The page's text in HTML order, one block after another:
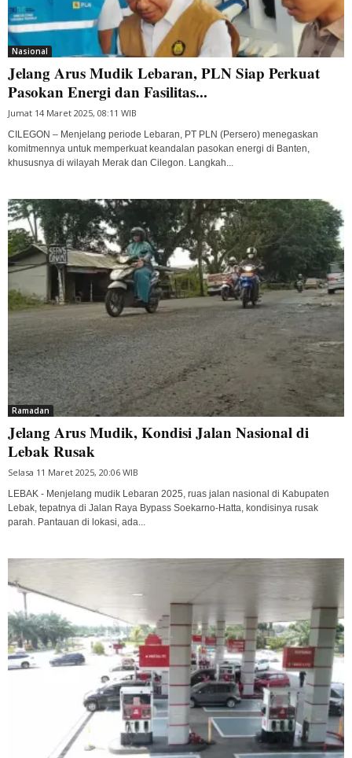
Nasional
Jelang Arus Mudik Lebaran, PLN Siap Perkuat
Pasokan Energi dan Fasilitas...
Jumat 14 Maret 2025, 08:11 WIB
CILEGON – Menjelang periode Lebaran, PT PLN (Persero) menegaskan
komitmennya untuk memperkuat keandalan pasokan energi di Banten,
khususnya di wilayah Merak dan Cilegon. Langkah...
Ramadan
Jelang Arus Mudik, Kondisi Jalan Nasional di
Lebak Rusak
Selasa 11 Maret 2025, 20:06 WIB
LEBAK - Menjelang mudik Lebaran 2025, ruas jalan nasional di Kabupaten
Lebak, tepatnya di Jalan Raya Bypass Soekarno-Hatta, kondisinya rusak
parah. Pantauan di lokasi, ada...